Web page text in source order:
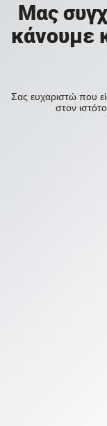
Μας
κάνουμε
Σας ευχαριστώ που
στον